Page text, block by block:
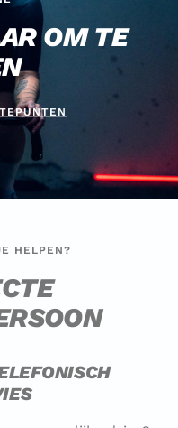
OM TE
HELPEN?